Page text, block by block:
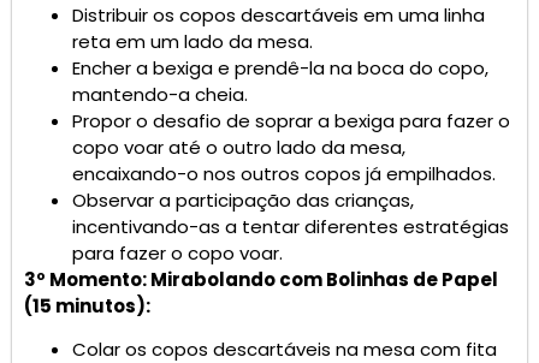
Distribuir os copos descartáveis em uma linha
reta em um lado da mesa.
Encher a bexiga e prendê-la na boca do copo,
mantendo-a cheia.
Propor o desafio de soprar a bexiga para fazer o
copo voar até o outro lado da mesa,
encaixando-o nos outros copos já empilhados.
Observar a participação das crianças,
incentivando-as a tentar diferentes estratégias
para fazer o copo voar.
3º Momento: Mirabolando com Bolinhas de Papel
(15 minutos):
Colar os copos descartáveis na mesa com fita